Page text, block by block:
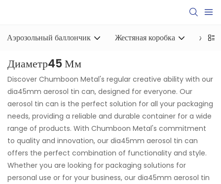
Аэрозольный баллончик Жестяная коробка жесть
Диаметр45 Мм
Discover Chumboon Metal's regular creative ability with our
dia45mm aerosol tin can, designed for everyone. Our
aerosol tin can is the perfect solution for all your packaging
needs, providing a reliable and durable container for a wide
range of products. With Chumboon Metal's commitment
to quality and innovation, our dia45mm aerosol tin can
offers the perfect combination of functionality and style.
Whether you are looking for packaging solutions for
personal use or for your business, our dia45mm aerosol tin